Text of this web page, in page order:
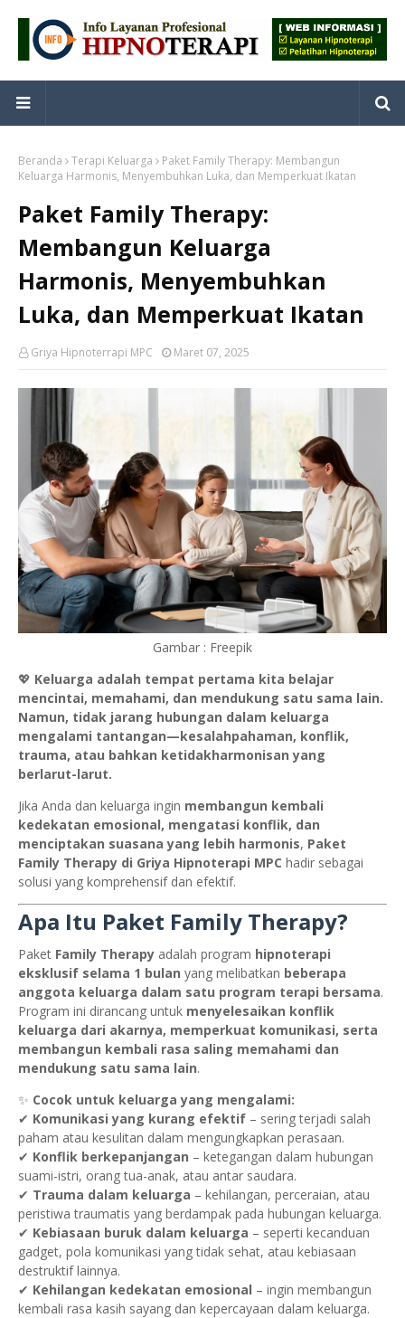
Beranda Terapi Keluarga
Paket Family Therapy: Membangun
Keluarga Harmonis, Menyembuhkan Luka, dan Memperkuat Ikatan
Paket Family Therapy:
Membangun Keluarga
Harmonis, Menyembuhkan
Luka, dan Memperkuat Ikatan
Griya Hipnoterrapi MPC Maret 07, 2025
Gambar : Freepik
💖 Keluarga adalah tempat pertama kita belajar
mencintai, memahami, dan mendukung satu sama lain.
Namun, tidak jarang hubungan dalam keluarga
mengalami tantangan—kesalahpahaman, konflik,
trauma, atau bahkan ketidakharmonisan yang
berlarut-larut.
Jika Anda dan keluarga ingin membangun kembali
kedekatan emosional, mengatasi konflik, dan
menciptakan suasana yang lebih harmonis, Paket
Family Therapy di Griya Hipnoterapi MPC hadir sebagai
solusi yang komprehensif dan efektif.
Apa Itu Paket Family Therapy?
Paket Family Therapy adalah program hipnoterapi
eksklusif selama 1 bulan yang melibatkan beberapa
anggota keluarga dalam satu program terapi bersama.
Program ini dirancang untuk menyelesaikan konflik
keluarga dari akarnya, memperkuat komunikasi, serta
membangun kembali rasa saling memahami dan
mendukung satu sama lain.
✨ Cocok untuk keluarga yang mengalami:
✔ Komunikasi yang kurang efektif – sering terjadi salah
paham atau kesulitan dalam mengungkapkan perasaan.
✔ Konflik berkepanjangan – ketegangan dalam hubungan
suami-istri, orang tua-anak, atau antar saudara.
✔ Trauma dalam keluarga – kehilangan, perceraian, atau
peristiwa traumatis yang berdampak pada hubungan keluarga.
✔ Kebiasaan buruk dalam keluarga – seperti kecanduan
gadget, pola komunikasi yang tidak sehat, atau kebiasaan
destruktif lainnya.
✔ Kehilangan kedekatan emosional – ingin membangun
kembali rasa kasih sayang dan kepercayaan dalam keluarga.